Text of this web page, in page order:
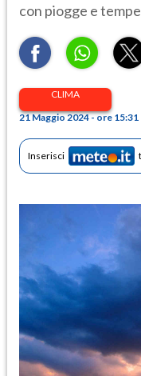
con piogge e
CLIMA
21 Maggio 2024 - ore
Inserisci